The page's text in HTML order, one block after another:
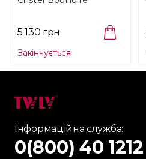
5 130 грн
Закінчується
Інформаційна служба:
0(800) 40 1212